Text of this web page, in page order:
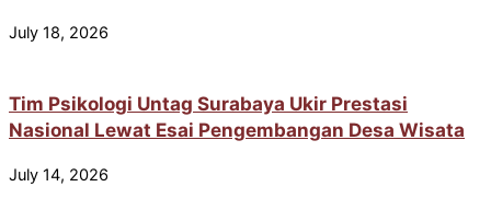
July 18, 2026
Tim Psikologi Untag Surabaya Ukir Prestasi
Nasional Lewat Esai Pengembangan Desa Wisata
July 14, 2026